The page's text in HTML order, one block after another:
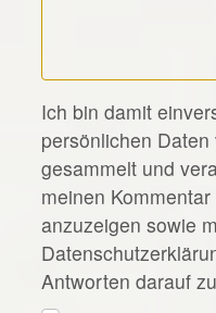
*
Ich bin damit
persönlichen
gesammelt und
meinen
anzuzeigen sowie
Antworten darauf